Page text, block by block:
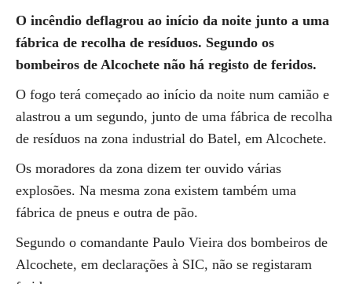
O incêndio deflagrou ao início da noite junto a uma
fábrica de recolha de resíduos. Segundo os
bombeiros de Alcochete não há registo de feridos.
O fogo terá começado ao início da noite num camião e
alastrou a um segundo, junto de uma fábrica de recolha
de resíduos na zona industrial do Batel, em Alcochete.
Os moradores da zona dizem ter ouvido várias
explosões. Na mesma zona existem também uma
fábrica de pneus e outra de pão.
Segundo o comandante Paulo Vieira dos bombeiros de
Alcochete, em declarações à SIC, não se registaram